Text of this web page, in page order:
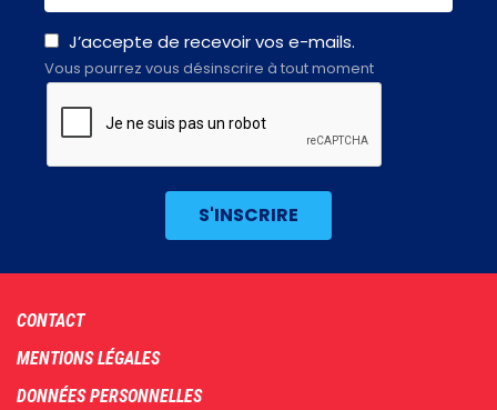
J’accepte de recevoir vos e-mails.
Vous pourrez vous désinscrire à tout moment
Footer
menu
CONTACT
MENTIONS LÉGALES
DONNÉES PERSONNELLES